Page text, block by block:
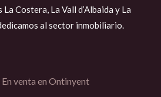
Costera, La Vall d’Albaida y La
al sector inmobiliario.
En venta en Ontinyent